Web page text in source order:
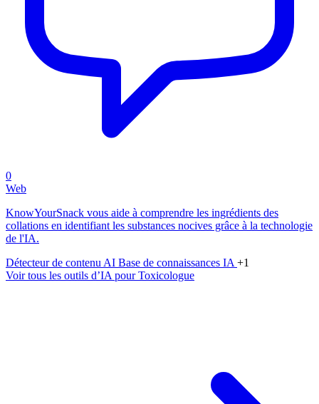
0
Web
KnowYourSnack vous aide à comprendre les ingrédients des
collations en identifiant les substances nocives grâce à la technologie
de l'IA.
Détecteur de contenu AI Base de connaissances IA +1
Voir tous les outils d’IA pour Toxicologue